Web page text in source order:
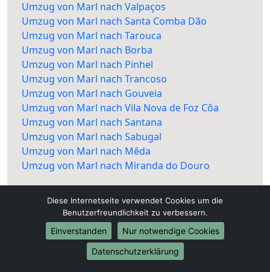
Umzug von Marl nach Valpaços
Umzug von Marl nach Santa Comba Dão
Umzug von Marl nach Tarouca
Umzug von Marl nach Borba
Umzug von Marl nach Pinhel
Umzug von Marl nach Trancoso
Umzug von Marl nach Gouveia
Umzug von Marl nach Vila Nova de Foz Côa
Umzug von Marl nach Santana
Umzug von Marl nach Sabugal
Umzug von Marl nach Mêda
Umzug von Marl nach Miranda do Douro
Diese Internetseite verwendet Cookies um die
Benutzerfreundlichkeit zu verbessern.
Einverstanden
Nur notwendige Cookies
Datenschutzerklärung